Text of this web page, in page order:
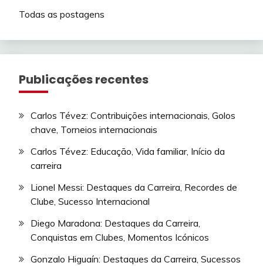
Todas as postagens
Publicações recentes
Carlos Tévez: Contribuições internacionais, Golos
chave, Torneios internacionais
Carlos Tévez: Educação, Vida familiar, Início da
carreira
Lionel Messi: Destaques da Carreira, Recordes de
Clube, Sucesso Internacional
Diego Maradona: Destaques da Carreira,
Conquistas em Clubes, Momentos Icónicos
Gonzalo Higuaín: Destaques da Carreira, Sucessos